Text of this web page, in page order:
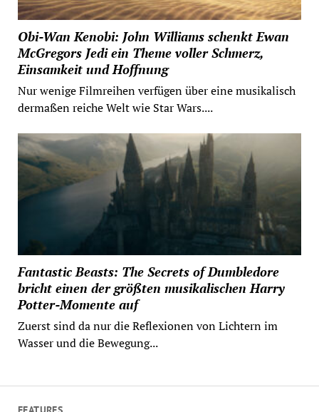
Obi-Wan Kenobi: John Williams schenkt Ewan
McGregors Jedi ein Theme voller Schmerz,
Einsamkeit und Hoffnung
Nur wenige Filmreihen verfügen über eine musikalisch
dermaßen reiche Welt wie Star Wars....
Fantastic Beasts: The Secrets of Dumbledore
bricht einen der größten musikalischen Harry
Potter-Momente auf
Zuerst sind da nur die Reflexionen von Lichtern im
Wasser und die Bewegung...